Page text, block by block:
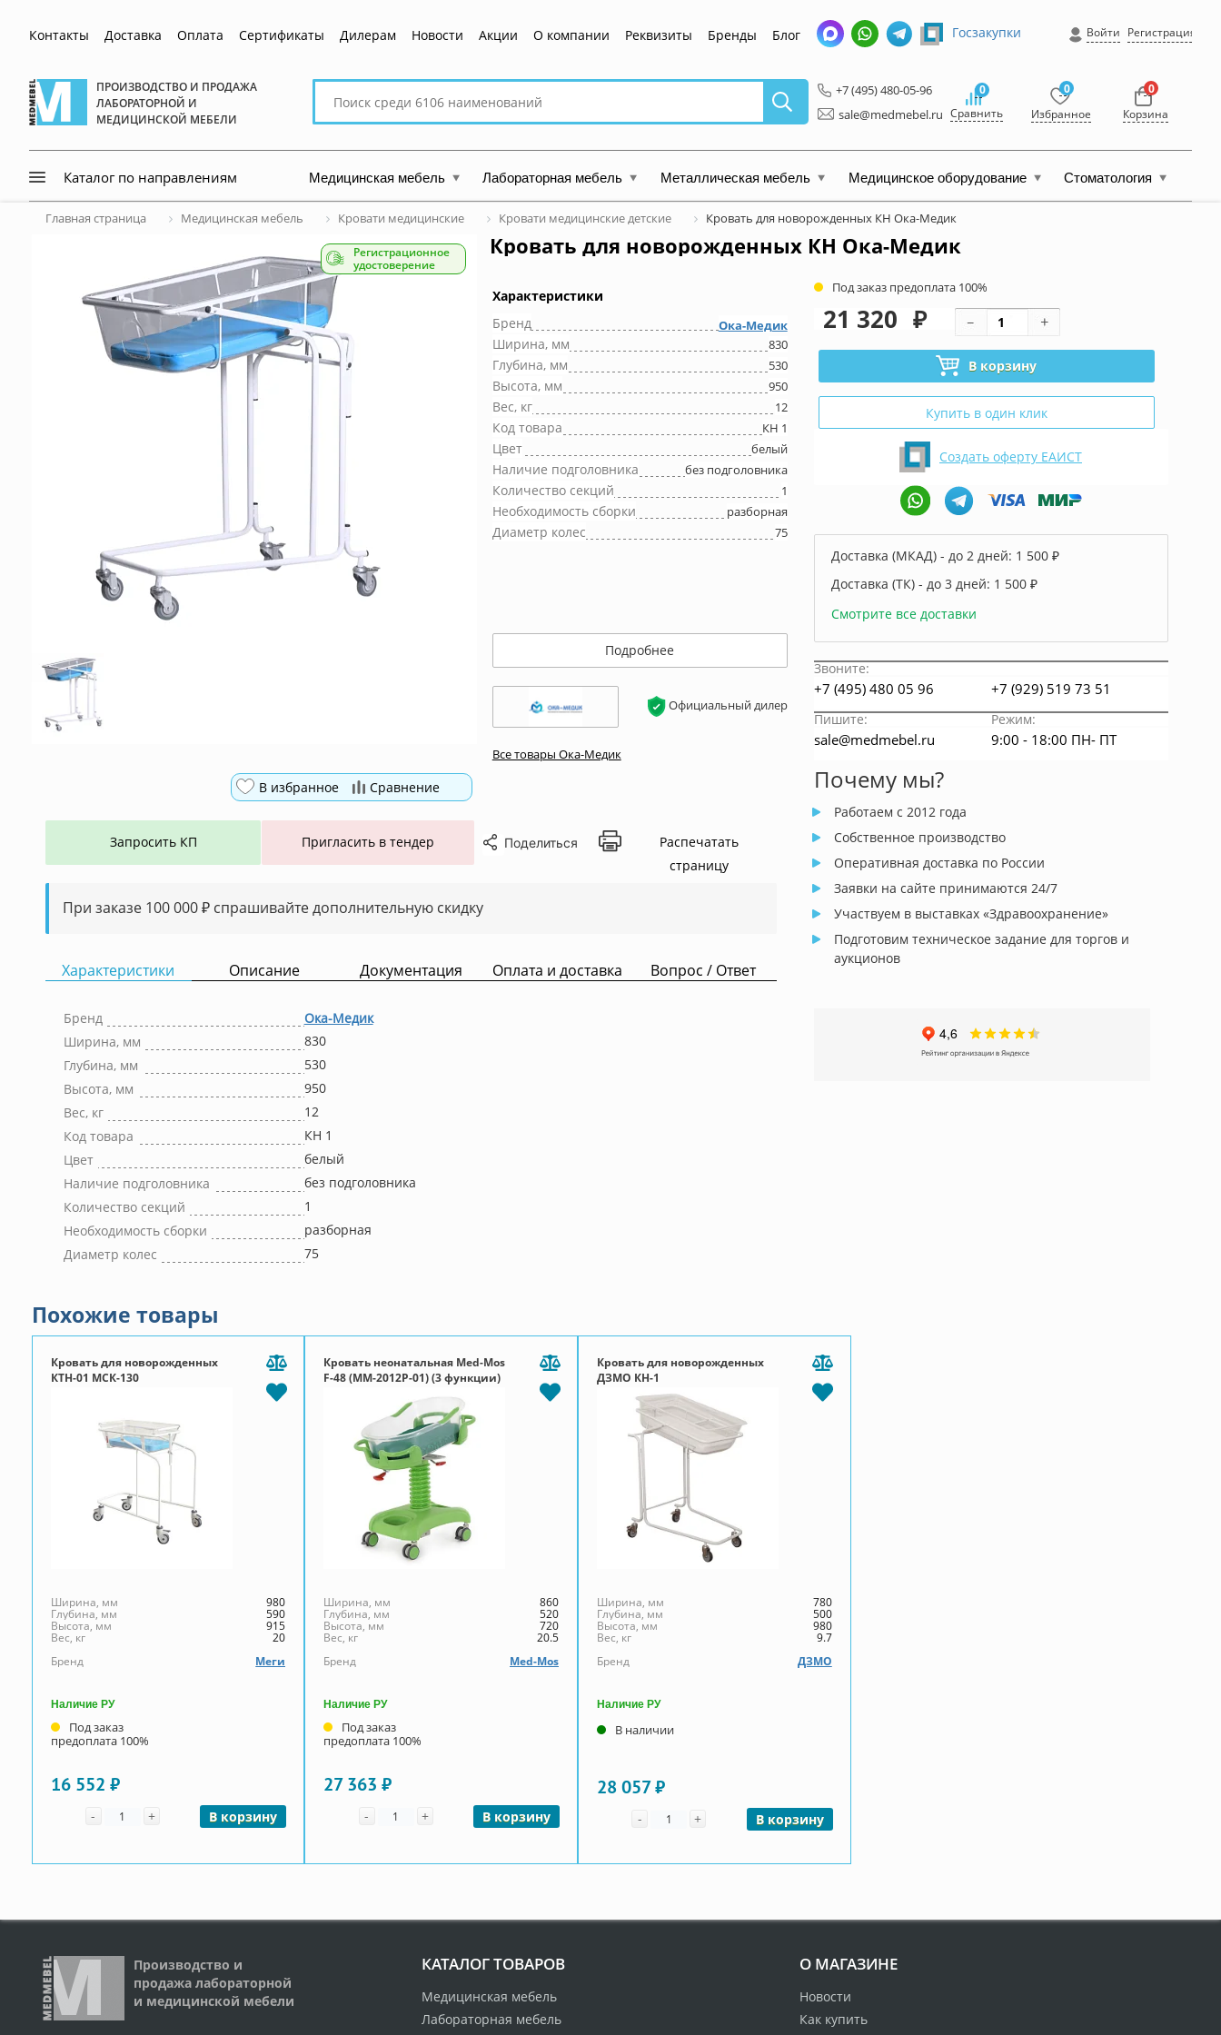
Контакты Доставка Оплата Сертификаты Дилерам Новости Акции О компании Реквизиты Бренды Блог
ПРОИЗВОДСТВО И ПРОДАЖА
ЛАБОРАТОРНОЙ И
МЕДИЦИНСКОЙ МЕБЕЛИ
Поиск
сайту
Госзакупки Войти Регистрация
+7 (495) 480-05-96
sale@medmebel.ru
0
Сравнить
0
Избранное
0
Корзина
Каталог по направлениям Медицинская мебель Лабораторная мебель Металлическая мебель Медицинское оборудование Стоматология
Главная страница Медицинская мебель Кровати медицинские Кровати медицинские детские Кровать для новорожденных КН Ока-Медик
Кровать для новорожденных КН Ока-Медик
В избранное Сравнение
Регистрационное
удостоверение
Характеристики
Бренд
Ока-Медик
Ширина, мм 830
Глубина, мм 530
Высота, мм 950
Вес, кг 12
Код товара КН 1
Цвет белый
Наличие подголовника без подголовника
Количество секций 1
Необходимость сборки разборная
Диаметр колес 75
Подробнее
Официальный дилер
Все товары Ока-Медик
Запросить КП Пригласить в тендер Поделиться
Распечатать
страницу
При заказе 100 000 ₽ спрашивайте дополнительную скидку
Характеристики Описание Документация Оплата и доставка Вопрос / Ответ
Бренд
Ока-Медик
Ширина, мм
830
Глубина, мм
530
Высота, мм
950
Вес, кг
12
Код товара
КН 1
Цвет
белый
Наличие подголовника
без подголовника
Количество секций
1
Необходимость сборки
разборная
Диаметр колес
75
Под заказ предоплата 100%
21 320 ₽
В корзину
Купить в один клик
Создать оферту ЕАИСТ
Доставка (МКАД) - до 2 дней: 1 500 ₽
Доставка (ТК) - до 3 дней: 1 500 ₽
Смотрите все доставки
Звоните:
+7 (495) 480 05 96 +7 (929) 519 73 51
Пишите: Режим:
sale@medmebel.ru 9:00 - 18:00 ПН- ПТ
Почему мы?
Работаем с 2012 года
Собственное производство
Оперативная доставка по России
Заявки на сайте принимаются 24/7
Участвуем в выставках «Здравоохранение»
Подготовим техническое задание для торгов и
аукционов
Похожие товары
Кровать для новорожденных
КТН-01 МСК-130
Ширина, мм 980
Глубина, мм 590
Высота, мм 915
Вес, кг
20
Бренд
Меги
Наличие РУ
Под заказ
предоплата 100%
16 552 ₽
- Количество
+ В корзину
Кровать неонатальная Med-Mos
F-48 (MM-2012Р-01) (3 функции)
Ширина, мм 860
Глубина, мм 520
Высота, мм 720
Вес, кг
20.5
Бренд
Med-Mos
Наличие РУ
Под заказ
предоплата 100%
27 363 ₽
- Количество
+ В корзину
Кровать для новорожденных
ДЗМО КН-1
Ширина, мм 780
Глубина, мм 500
Высота, мм 980
Вес, кг
9.7
Бренд
ДЗМО
Наличие РУ
В наличии
28 057 ₽
- Количество
+ В корзину
Производство и
продажа лабораторной
и медицинской мебели
КАТАЛОГ ТОВАРОВ
Медицинская мебель
Лабораторная мебель
О МАГАЗИНЕ
Новости
Как купить